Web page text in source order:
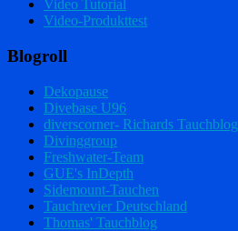
Video Tutorial
Video-Produkttest
Blogroll
Dekopause
Divebase U96
diverscorner- Richards Tauchblog
Divinggroup
Freshwater-Team
GUE's InDepth
Sidemount-Tauchen
Tauchrevier Deutschland
Thomas' Tauchblog